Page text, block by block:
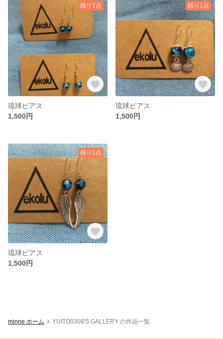
残り1点
琉球ピアス
1,500円
残り1点
琉球ピアス
1,500円
残り1点
琉球ピアス
1,500円
minne ホーム YUITO0308'S GALLERY の作品一覧